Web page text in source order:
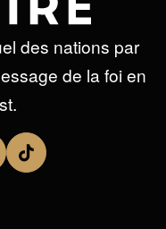
des nations par
de la foi en